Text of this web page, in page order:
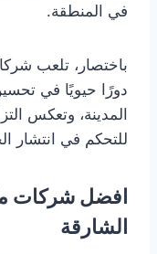
في المنطقة.
باختصار، تلعب
دورًا حيويًا في
المدينة، وتعكس
للتحكم في انتشار
افضل شركات
الشارقة